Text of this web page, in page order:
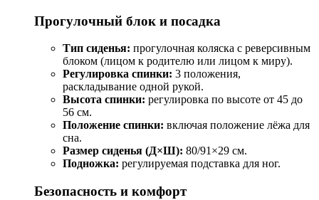
Прогулочный блок и посадка
Тип сиденья: прогулочная коляска с реверсивным
блоком (лицом к родителю или лицом к миру).
Регулировка спинки: 3 положения,
раскладывание одной рукой.
Высота спинки: регулировка по высоте от 45 до
56 см.
Положение спинки: включая положение лёжа для
сна.
Размер сиденья (Д×Ш): 80/91×29 см.
Подножка: регулируемая подставка для ног.
Безопасность и комфорт